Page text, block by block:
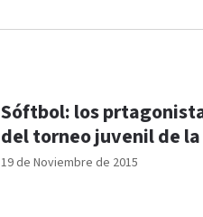
19 de Noviembre de 2015
Sóftbol: los
del torneo juvenil de la